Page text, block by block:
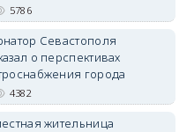
5786
Севастополя
о перспективах
города
4382
жительница